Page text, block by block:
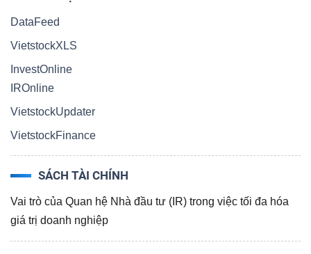
DataFeed
VietstockXLS
InvestOnline
IROnline
VietstockUpdater
VietstockFinance
SÁCH TÀI CHÍNH
Vai trò của Quan hệ Nhà đầu tư (IR) trong việc tối đa hóa
giá trị doanh nghiệp